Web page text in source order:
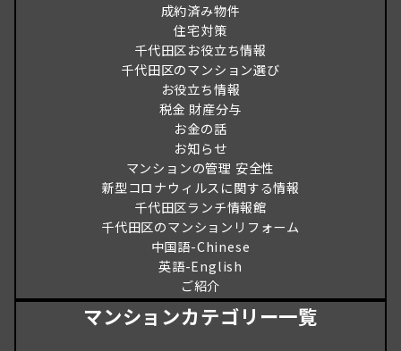
成約済み物件
住宅対策
千代田区お役立ち情報
千代田区のマンション選び
お役立ち情報
税金 財産分与
お金の話
お知らせ
マンションの管理 安全性
新型コロナウィルスに関する情報
千代田区ランチ情報館
千代田区のマンションリフォーム
中国語-Chinese
英語-English
ご紹介
マンションカテゴリー一覧